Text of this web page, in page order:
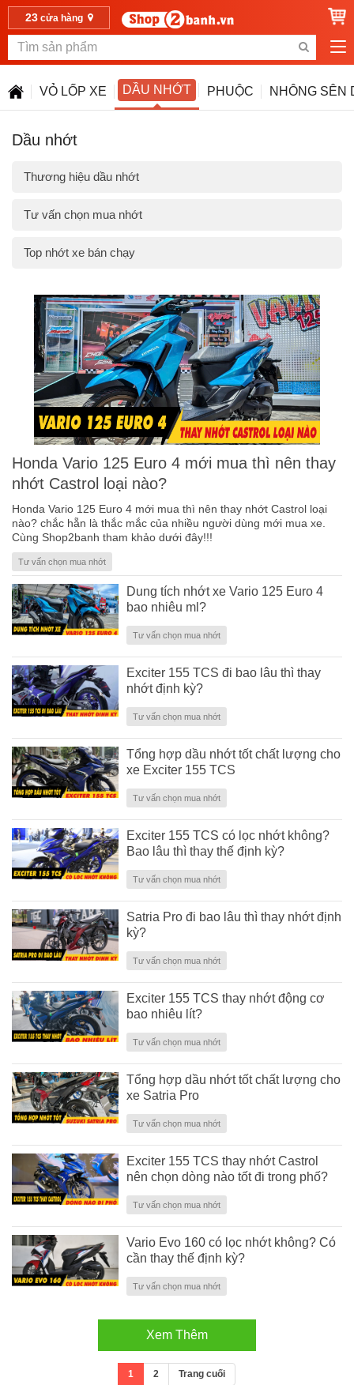
23cửa hàng
VỎ LỐP XE DẦU NHỚT PHUỘC NHÔNG SÊN
Dầu nhớt
Thương hiệu dầu nhớt
Tư vấn chọn mua nhớt
Top nhớt xe bán chạy
Honda Vario 125 Euro 4 mới mua thì nên thay
nhớt Castrol loại nào?
Honda Vario 125 Euro 4 mới mua thì nên thay nhớt Castrol loại
nào? chắc hẵn là thắc mắc của nhiều người dùng mới mua xe.
Cùng Shop2banh tham khảo dưới đây!!!
Tư vấn chọn mua nhớt
Dung tích nhớt xe Vario 125 Euro 4
bao nhiêu ml?
Tư vấn chọn mua nhớt
Exciter 155 TCS đi bao lâu thì thay
nhớt định kỳ?
Tư vấn chọn mua nhớt
Tổng hợp dầu nhớt tốt chất lượng cho
xe Exciter 155 TCS
Tư vấn chọn mua nhớt
Exciter 155 TCS có lọc nhớt không?
Bao lâu thì thay thế định kỳ?
Tư vấn chọn mua nhớt
Satria Pro đi bao lâu thì thay nhớt định
kỳ?
Tư vấn chọn mua nhớt
Exciter 155 TCS thay nhớt động cơ
bao nhiêu lít?
Tư vấn chọn mua nhớt
Tổng hợp dầu nhớt tốt chất lượng cho
xe Satria Pro
Tư vấn chọn mua nhớt
Exciter 155 TCS thay nhớt Castrol
nên chọn dòng nào tốt đi trong phố?
Tư vấn chọn mua nhớt
Vario Evo 160 có lọc nhớt không? Có
cần thay thế định kỳ?
Tư vấn chọn mua nhớt
Xem Thêm
1 2 Trang cuối